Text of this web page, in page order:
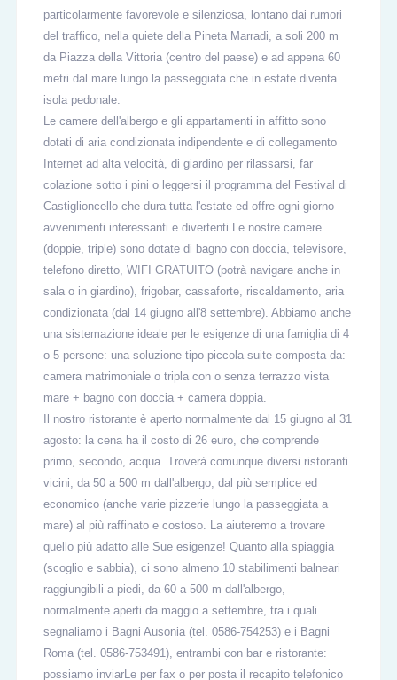
particolarmente favorevole e silenziosa, lontano dai rumori
del traffico, nella quiete della Pineta Marradi, a soli 200 m
da Piazza della Vittoria (centro del paese) e ad appena 60
metri dal mare lungo la passeggiata che in estate diventa
isola pedonale.
Le camere dell'albergo e gli appartamenti in affitto sono
dotati di aria condizionata indipendente e di collegamento
Internet ad alta velocità, di giardino per rilassarsi, far
colazione sotto i pini o leggersi il programma del Festival di
Castiglioncello che dura tutta l'estate ed offre ogni giorno
avvenimenti interessanti e divertenti.Le nostre camere
(doppie, triple) sono dotate di bagno con doccia, televisore,
telefono diretto, WIFI GRATUITO (potrà navigare anche in
sala o in giardino), frigobar, cassaforte, riscaldamento, aria
condizionata (dal 14 giugno all'8 settembre). Abbiamo anche
una sistemazione ideale per le esigenze di una famiglia di 4
o 5 persone: una soluzione tipo piccola suite composta da:
camera matrimoniale o tripla con o senza terrazzo vista
mare + bagno con doccia + camera doppia.
Il nostro ristorante è aperto normalmente dal 15 giugno al 31
agosto: la cena ha il costo di 26 euro, che comprende
primo, secondo, acqua. Troverà comunque diversi ristoranti
vicini, da 50 a 500 m dall'albergo, dal più semplice ed
economico (anche varie pizzerie lungo la passeggiata a
mare) al più raffinato e costoso. La aiuteremo a trovare
quello più adatto alle Sue esigenze! Quanto alla spiaggia
(scoglio e sabbia), ci sono almeno 10 stabilimenti balneari
raggiungibili a piedi, da 60 a 500 m dall'albergo,
normalmente aperti da maggio a settembre, tra i quali
segnaliamo i Bagni Ausonia (tel. 0586-754253) e i Bagni
Roma (tel. 0586-753491), entrambi con bar e ristorante:
possiamo inviarLe per fax o per posta il recapito telefonico